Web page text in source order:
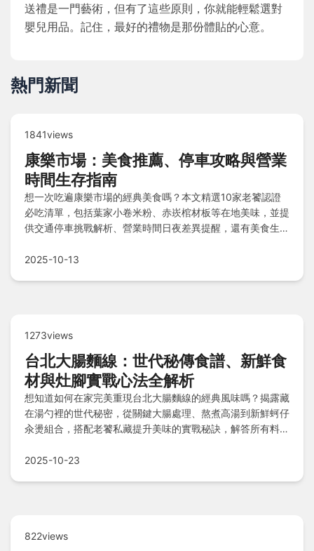
送禮是一門藝術，但有了這些原則，你就能輕鬆選對
嬰兒用品。記住，最好的禮物是那份體貼的心意。
熱門新聞
1841views
康樂市場：美食推薦、停車攻略與營業
時間生存指南
想一次吃遍康樂市場的經典美食嗎？本文精選10家老饕認證
必吃清單，包括葉家小卷米粉、赤崁棺材板等在地美味，並提
供交通停車挑戰解析、營業時間日夜差異提醒，還有美食生存
食之旅！
2025-10-13
1273views
台北大腸麵線：世代秘傳食譜、新鮮食
材與灶腳實戰心法全解析
想知道如何在家完美重現台北大腸麵線的經典風味嗎？揭露藏
在湯勺裡的世代秘密，從關鍵大腸處理、熬煮高湯到新鮮蚵仔
汆燙組合，搭配老饕私藏提升美味的實戰秘訣，解答所有料理
2025-10-23
822views